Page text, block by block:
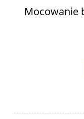
Mocowanie